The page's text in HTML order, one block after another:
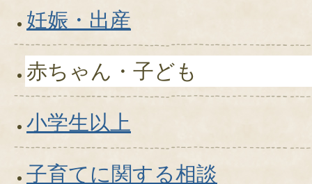
妊娠・出産
赤ちゃん・子ども
小学生以上
子育てに関する相談